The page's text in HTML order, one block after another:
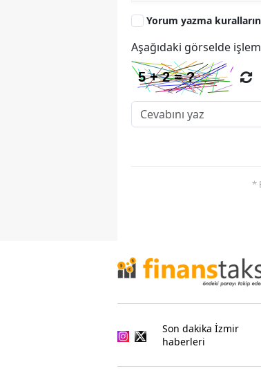
Yorum yazma
Aşağıdaki görselde
*
Son dakika İzmir
haberleri